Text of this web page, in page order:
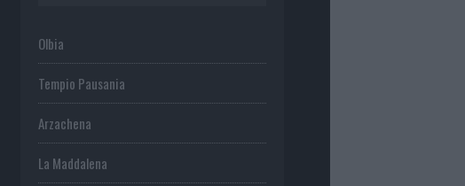
Olbia
Tempio Pausania
Arzachena
La Maddalena